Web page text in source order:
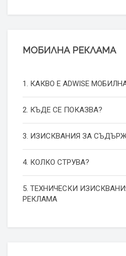
МОБИЛНА РЕКЛАМА
1. КАКВО Е ADWISE
2. КЪДЕ СЕ ПОКАЗВА?
3. ИЗИСКВАНИЯ ЗА
4. КОЛКО СТРУВА?
5. ТЕХНИЧЕСКИ
РЕКЛАМА